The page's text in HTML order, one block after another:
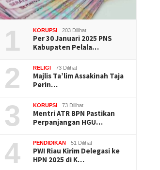
1 KORUPSI 203 Dilihat
Per 30 Januari 2025 PNS
Kabupaten Pelala…
2 RELIGI 73 Dilihat
Majlis Ta’lim Assakinah Taja
Perin…
3 KORUPSI 73 Dilihat
Mentri ATR BPN Pastikan
Perpanjangan HGU…
4 PENDIDIKAN 51 Dilihat
PWI Riau Kirim Delegasi ke
HPN 2025 di K…